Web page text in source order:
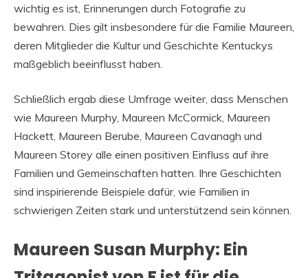
wichtig es ist, Erinnerungen durch Fotografie zu
bewahren. Dies gilt insbesondere für die Familie Maureen,
deren Mitglieder die Kultur und Geschichte Kentuckys
maßgeblich beeinflusst haben.
Schließlich ergab diese Umfrage weiter, dass Menschen
wie Maureen Murphy, Maureen McCormick, Maureen
Hackett, Maureen Berube, Maureen Cavanagh und
Maureen Storey alle einen positiven Einfluss auf ihre
Familien und Gemeinschaften hatten. Ihre Geschichten
sind inspirierende Beispiele dafür, wie Familien in
schwierigen Zeiten stark und unterstützend sein können.
Maureen Susan Murphy: Ein